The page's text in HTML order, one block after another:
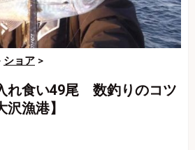
ショア >
れ食い49尾 数釣りのコツ
漁港】